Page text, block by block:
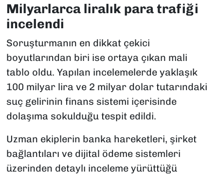
Milyarlarca liralık para trafiği
incelendi
Soruşturmanın en dikkat çekici
boyutlarından biri ise ortaya çıkan mali
tablo oldu. Yapılan incelemelerde yaklaşık
100 milyar lira ve 2 milyar dolar tutarındaki
suç gelirinin finans sistemi içerisinde
dolaşıma sokulduğu tespit edildi.
Uzman ekiplerin banka hareketleri, şirket
bağlantıları ve dijital ödeme sistemleri
üzerinden detaylı inceleme yürüttüğü